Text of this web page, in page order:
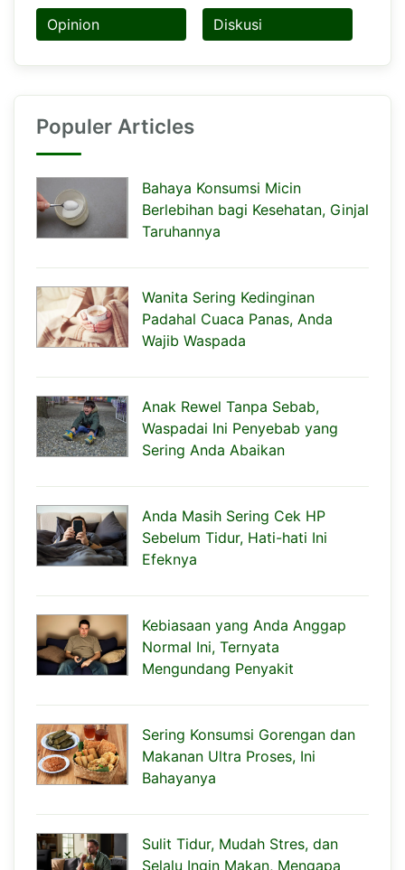
Opinion Diskusi
Populer Articles
Bahaya Konsumsi Micin
Berlebihan bagi Kesehatan, Ginjal
Taruhannya
Wanita Sering Kedinginan
Padahal Cuaca Panas, Anda
Wajib Waspada
Anak Rewel Tanpa Sebab,
Waspadai Ini Penyebab yang
Sering Anda Abaikan
Anda Masih Sering Cek HP
Sebelum Tidur, Hati-hati Ini
Efeknya
Kebiasaan yang Anda Anggap
Normal Ini, Ternyata
Mengundang Penyakit
Sering Konsumsi Gorengan dan
Makanan Ultra Proses, Ini
Bahayanya
Sulit Tidur, Mudah Stres, dan
Selalu Ingin Makan, Mengapa